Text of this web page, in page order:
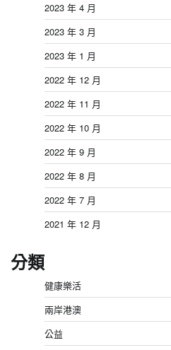
2023 年 4 月
2023 年 3 月
2023 年 1 月
2022 年 12 月
2022 年 11 月
2022 年 10 月
2022 年 9 月
2022 年 8 月
2022 年 7 月
2021 年 12 月
分類
健康樂活
兩岸港澳
公益